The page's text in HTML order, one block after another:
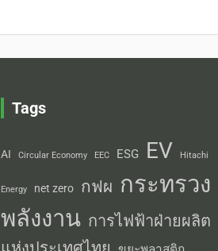
Tags
AI Circular Economy EEC ESG EV Hitachi
Energy net zero กฟผ กระทรวง
พลังงาน การไฟฟ้าฝ่ายผลิต